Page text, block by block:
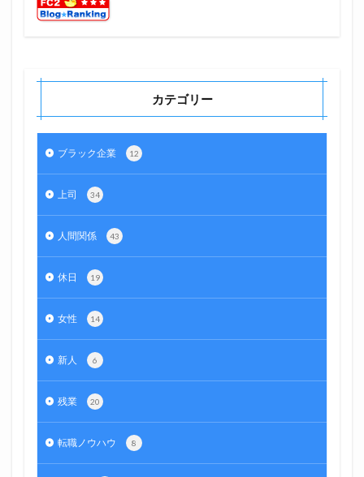
カテゴリー
ブラック企業 12
上司 34
人間関係 43
休日 19
女性 14
新人 6
残業 20
転職ノウハウ 8